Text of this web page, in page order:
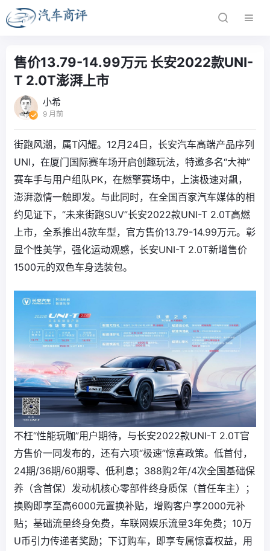
售价13.79-14.99万元 长安2022款UNI-
T 2.0T澎湃上市
小希
9 月前
街跑风潮，属T闪耀。12月24日，长安汽车高端产品序列
UNI，在厦门国际赛车场开启创趣玩法，特邀多名“大神”
赛车手与用户组队PK，在燃擎赛场中，上演极速对飙，
澎湃激情一触即发。与此同时，在全国百家汽车媒体的相
约见证下，“未来街跑SUV”长安2022款UNI-T 2.0T高燃
上市，全系推出4款车型，官方售价13.79-14.99万元。彰
显个性美学，强化运动观感，长安UNI-T 2.0T新增售价
1500元的双色车身选装包。
不枉“性能玩咖”用户期待，与长安2022款UNI-T 2.0T官
方售价一同发布的，还有六项“极速”惊喜政策。低首付，
24期/36期/60期零、低利息；388购2年/4次全国基础保
养（含首保）发动机核心零部件终身质保（首任车主）；
换购即享至高6000元置换补贴，增购客户享2000元补
贴；基础流量终身免费，车联网娱乐流量3年免费；10万
U币引力传递者奖励；下订购车，即享专属惊喜权益，用